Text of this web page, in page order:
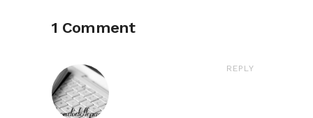
1 Comment
REPLY